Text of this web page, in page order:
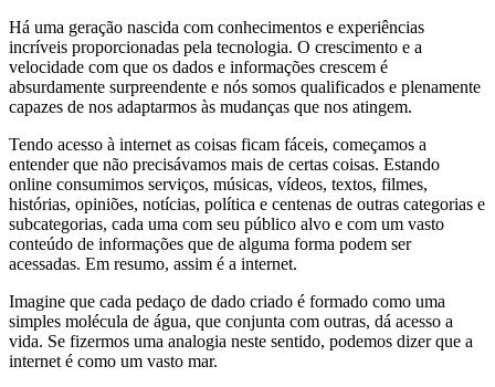
Há uma geração nascida com conhecimentos e experiências
incríveis proporcionadas pela tecnologia. O crescimento e a
velocidade com que os dados e informações crescem é
absurdamente surpreendente e nós somos qualificados e plenamente
capazes de nos adaptarmos às mudanças que nos atingem.
Tendo acesso à internet as coisas ficam fáceis, começamos a
entender que não precisávamos mais de certas coisas. Estando
online consumimos serviços, músicas, vídeos, textos, filmes,
histórias, opiniões, notícias, política e centenas de outras categorias e
subcategorias, cada uma com seu público alvo e com um vasto
conteúdo de informações que de alguma forma podem ser
acessadas. Em resumo, assim é a internet.
Imagine que cada pedaço de dado criado é formado como uma
simples molécula de água, que conjunta com outras, dá acesso a
vida. Se fizermos uma analogia neste sentido, podemos dizer que a
internet é como um vasto mar.